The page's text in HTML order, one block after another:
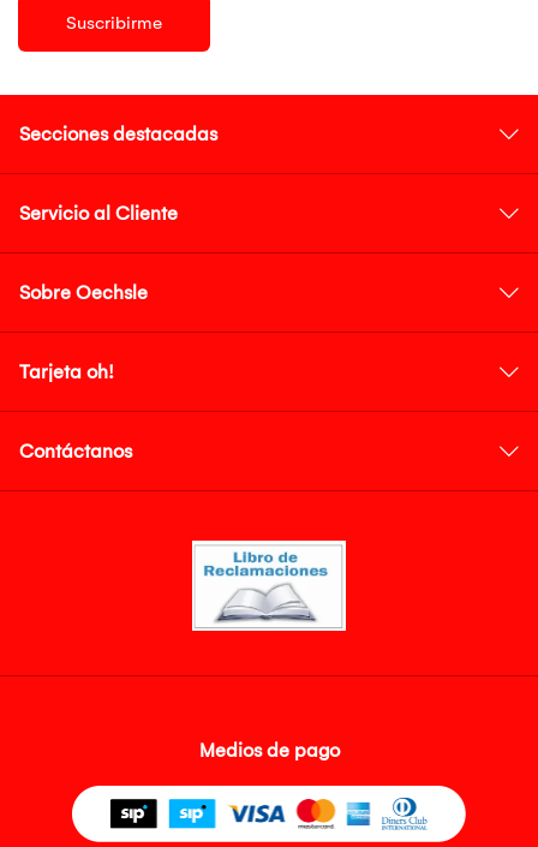
Suscribirme
Secciones destacadas
Servicio al Cliente
Sobre Oechsle
Tarjeta oh!
Contáctanos
Medios de pago